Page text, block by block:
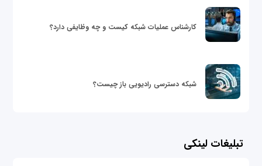
کارشناس عملیات شبکه کیست و چه وظایفی دارد؟
شبکه دسترسی رادیویی باز چیست؟
تبلیغات لینکی